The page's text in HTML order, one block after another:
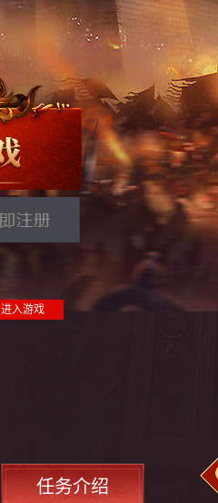
进入游戏
任务介绍